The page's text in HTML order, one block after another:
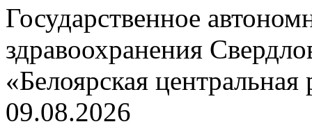
Государственное
здравоохранения
«Белоярская
09.08.2026